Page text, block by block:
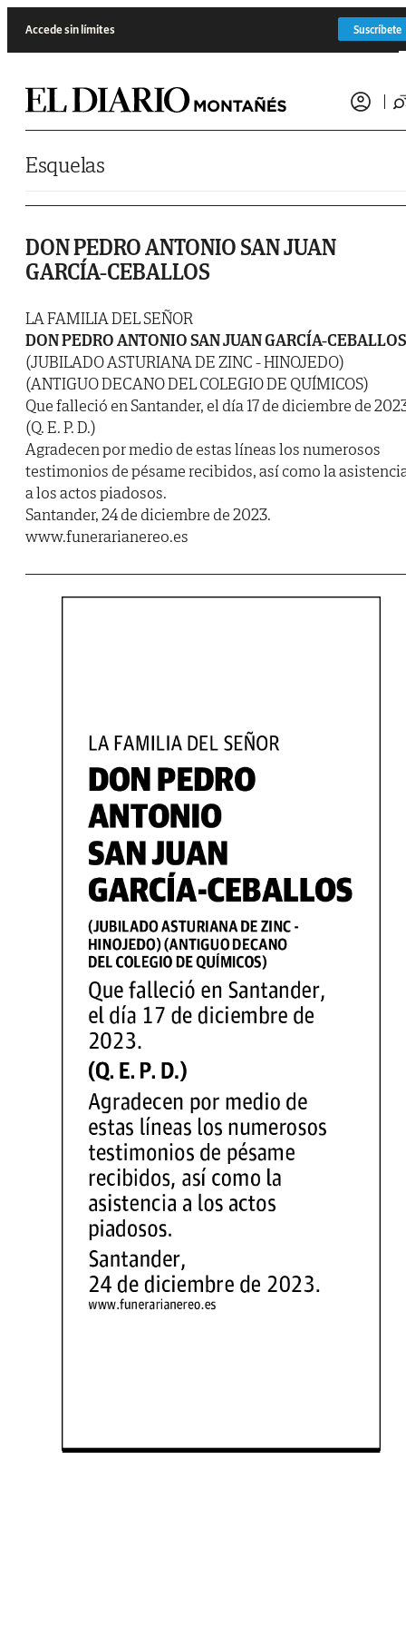
Accede sin límites Suscríbete
Esquelas
DON PEDRO ANTONIO SAN JUAN
GARCÍA-CEBALLOS
LA FAMILIA DEL SEÑOR
DON PEDRO ANTONIO SAN JUAN GARCÍA-CEBALLOS
(JUBILADO ASTURIANA DE ZINC - HINOJEDO)
(ANTIGUO DECANO DEL COLEGIO DE QUÍMICOS)
Que falleció en Santander, el día 17 de diciembre de
(Q. E. P. D.)
Agradecen por medio de estas líneas los numerosos
testimonios de pésame recibidos, así como la
a los actos piadosos.
Santander, 24 de diciembre de 2023.
www.funerarianereo.es